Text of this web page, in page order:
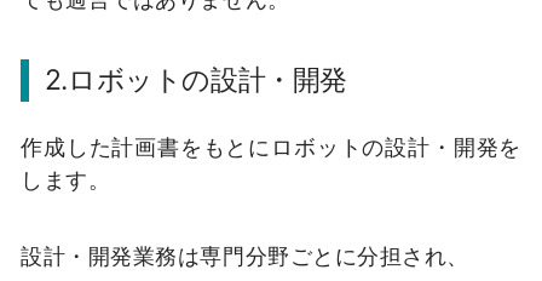
2.ロボットの設計・開発
作成した計画書をもとにロボットの設計・開発を
します。
設計・開発業務は専門分野ごとに分担され、